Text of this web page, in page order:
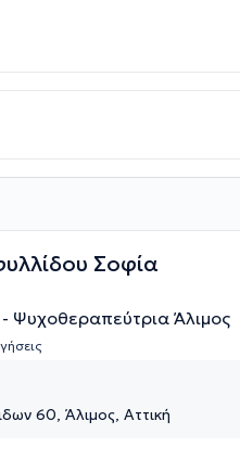
Σοφία
Ψυχοθεραπεύτρια Άλιμος
60, Άλιμος, Αττική